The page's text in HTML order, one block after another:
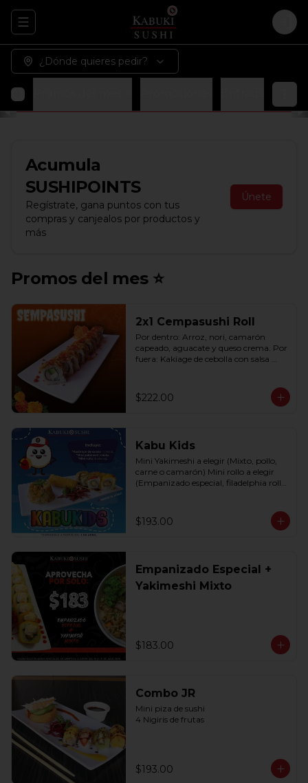
Abrir menu de navegación
¿Dónde quieres pedir?
Acumula
SUSHIPOINTS
Regístrate, gana puntos con tus
compras y canjealos por productos y
más
Únete
Promos del mes ⭐
2x1 Cempasushi Roll
Por dentro: Arroz, nori, camarón
capeado, aguacate y queso crema. Por
fuera: Kakiage de cebolla con salsa
$222.00
Kabu Kids
Mini Yakimeshi a elegir (Mixto, pollo,
carne o camarón) Mini rollo a elegir
(Empanizado especial, filadelphia roll,
$193.00
Empanizado Especial +
Yakimeshi Mixto
$183.00
Combo JR
Mini piza de sushi
4 Nigiris de frutas
$193.00